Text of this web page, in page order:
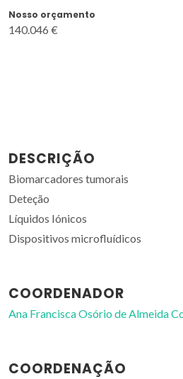
Nosso orçamento
140.046 €
DESCRIÇÃO
Biomarcadores tumorais
Deteção
Líquidos Iónicos
Dispositivos microfluídicos
COORDENADOR
Ana Francisca Osório de Almeida
COORDENAÇÃO